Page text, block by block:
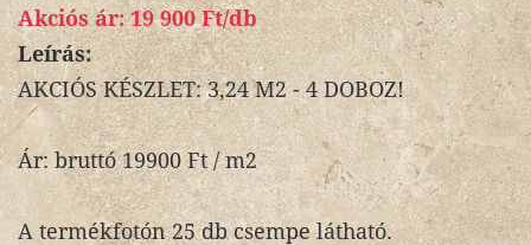
Akciós ár:19 900 Ft/db
Leírás:
AKCIÓS KÉSZLET: 3,24 M2 - 4 DOBOZ!
Ár: bruttó 19900 Ft / m2
A termékfotón 25 db csempe látható.